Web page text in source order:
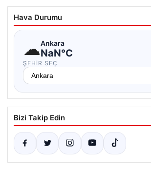
Hava Durumu
☁Ankara
NaN°C
ŞEHIR SEÇ
Bizi Takip Edin